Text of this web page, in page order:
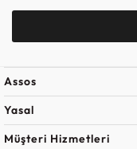
Assos
Yasal
Müşteri Hizmetleri